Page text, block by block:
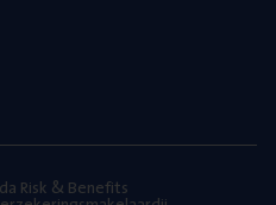
Risk & Benefits